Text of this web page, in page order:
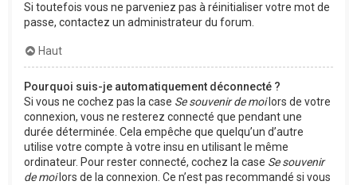
Si toutefois vous ne parveniez pas à réinitialiser votre mot de
passe, contactez un administrateur du forum.
Haut
Pourquoi suis-je automatiquement déconnecté ?
Si vous ne cochez pas la case Se souvenir de moilors de votre
connexion, vous ne resterez connecté que pendant une
durée déterminée. Cela empêche que quelqu’un d’autre
utilise votre compte à votre insu en utilisant le même
ordinateur. Pour rester connecté, cochez la case Se souvenir
de moilors de la connexion. Ce n’est pas recommandé si vous